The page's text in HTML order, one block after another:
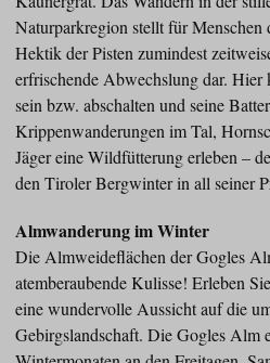
Naturparkregion stellt für Menschen
Hektik der Pisten zumindest
erfrischende Abwechslung dar. Hier
sein bzw. abschalten und seine
Krippenwanderungen im Tal,
Jäger eine Wildfütterung erleben –
den Tiroler Bergwinter in all seiner
Almwanderung im Winter
Die Almweideflächen der Gogles
atemberaubende Kulisse! Erleben
eine wundervolle Aussicht auf die
Gebirgslandschaft. Die Gogles Alm